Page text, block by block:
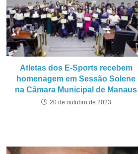
Atletas dos E-Sports recebem
homenagem em Sessão Solene
na Câmara Municipal de Manaus
20 de outubro de 2023